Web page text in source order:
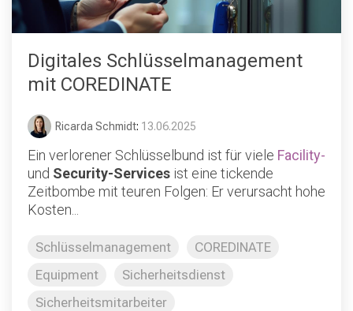
Digitales Schlüsselmanagement
mit COREDINATE
Ricarda Schmidt: 13.06.2025
Ein verlorener Schlüsselbund ist für viele Facility-
und Security-Services ist eine tickende
Zeitbombe mit teuren Folgen: Er verursacht hohe
Kosten...
Schlüsselmanagement
COREDINATE
Equipment
Sicherheitsdienst
Sicherheitsmitarbeiter